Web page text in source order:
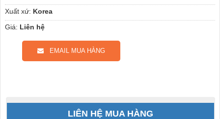
Xuất xứ: Korea
Giá: Liên hệ
EMAIL MUA HÀNG
LIÊN HỆ MUA HÀNG